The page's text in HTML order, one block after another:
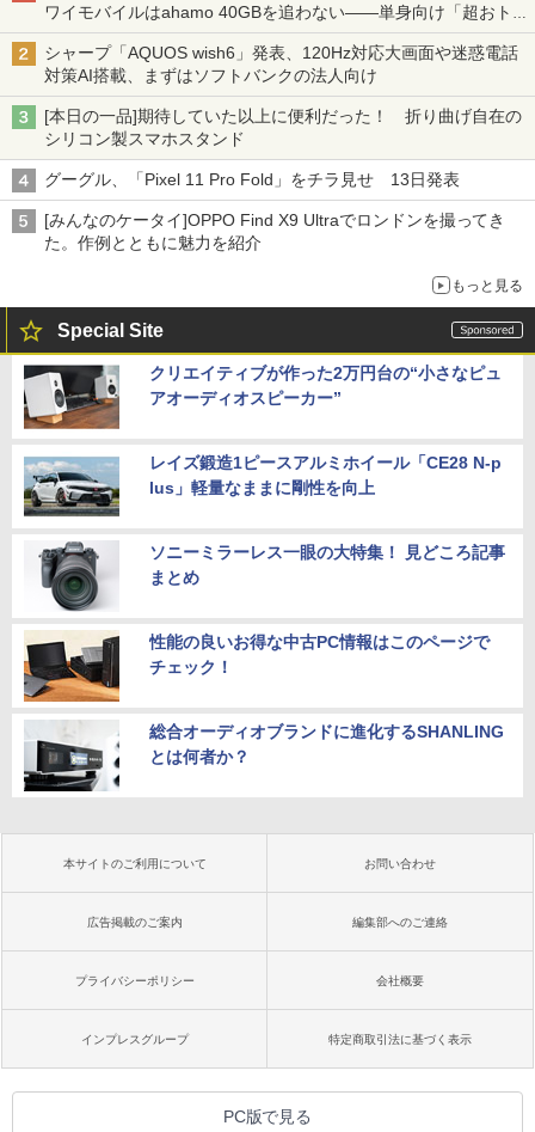
ワイモバイルはahamo 40GBを追わない――単身向け「超おトク
割」の安さと1年限定の注意点
シャープ「AQUOS wish6」発表、120Hz対応大画面や迷惑電話
対策AI搭載、まずはソフトバンクの法人向け
[本日の一品]期待していた以上に便利だった！ 折り曲げ自在の
シリコン製スマホスタンド
グーグル、「Pixel 11 Pro Fold」をチラ見せ 13日発表
[みんなのケータイ]OPPO Find X9 Ultraでロンドンを撮ってき
た。作例とともに魅力を紹介
もっと見る
Special Site
クリエイティブが作った2万円台の“小さなピュ
アオーディオスピーカー”
レイズ鍛造1ピースアルミホイール「CE28 N-p
lus」軽量なままに剛性を向上
ソニーミラーレス一眼の大特集！ 見どころ記事
まとめ
性能の良いお得な中古PC情報はこのページで
チェック！
総合オーディオブランドに進化するSHANLING
とは何者か？
本サイトのご利用について お問い合わせ
広告掲載のご案内 編集部へのご連絡
プライバシーポリシー 会社概要
インプレスグループ 特定商取引法に基づく表示
PC版で見る